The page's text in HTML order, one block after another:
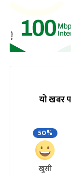
यो खबर
50%
खुसी